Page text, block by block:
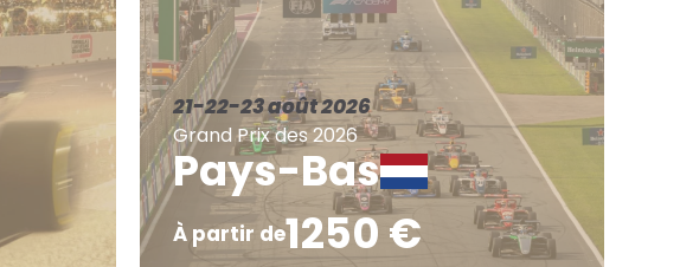
21-22-23 août 2026
Grand Prix des 2026
Pays-Bas
À partir de1250 €